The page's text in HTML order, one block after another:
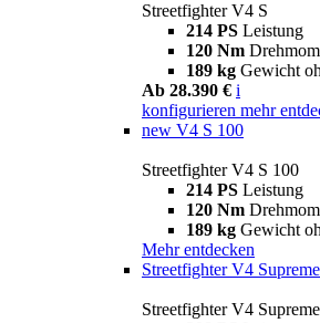
Streetfighter V4 S
214 PS Leistung
120 Nm
189 kg Gewicht
Ab 28.390 € i
konfigurieren mehr
new V4 S 100
Streetfighter V4 S 100
214 PS Leistung
120 Nm
189 kg Gewicht
Mehr entdecken
Streetfighter V4
Streetfighter V4